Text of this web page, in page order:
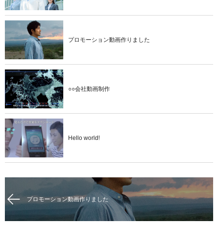
プロモーション動画作りました
○○会社動画制作
Hello world!
プロモーション動画作りました